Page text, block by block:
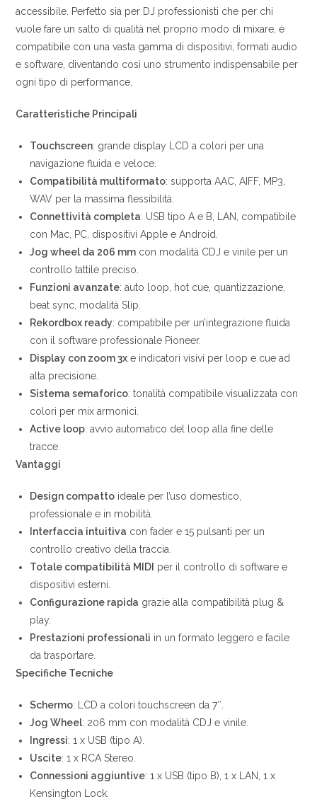
accessibile. Perfetto sia per DJ professionisti che per chi
vuole fare un salto di qualità nel proprio modo di mixare, è
compatibile con una vasta gamma di dispositivi, formati audio
e software, diventando così uno strumento indispensabile per
ogni tipo di performance.
Caratteristiche Principali
Touchscreen: grande display LCD a colori per una
navigazione fluida e veloce.
Compatibilità multiformato: supporta AAC, AIFF, MP3,
WAV per la massima flessibilità.
Connettività completa: USB tipo A e B, LAN, compatibile
con Mac, PC, dispositivi Apple e Android.
Jog wheel da 206 mm con modalità CDJ e vinile per un
controllo tattile preciso.
Funzioni avanzate: auto loop, hot cue, quantizzazione,
beat sync, modalità Slip.
Rekordbox ready: compatibile per un’integrazione fluida
con il software professionale Pioneer.
Display con zoom 3x e indicatori visivi per loop e cue ad
alta precisione.
Sistema semaforico: tonalità compatibile visualizzata con
colori per mix armonici.
Active loop: avvio automatico del loop alla fine delle
tracce.
Vantaggi
Design compatto ideale per l’uso domestico,
professionale e in mobilità.
Interfaccia intuitiva con fader e 15 pulsanti per un
controllo creativo della traccia.
Totale compatibilità MIDI per il controllo di software e
dispositivi esterni.
Configurazione rapida grazie alla compatibilità plug &
play.
Prestazioni professionali in un formato leggero e facile
da trasportare.
Specifiche Tecniche
Schermo: LCD a colori touchscreen da 7″.
Jog Wheel: 206 mm con modalità CDJ e vinile.
Ingressi: 1 x USB (tipo A).
Uscite: 1 x RCA Stereo.
Connessioni aggiuntive: 1 x USB (tipo B), 1 x LAN, 1 x
Kensington Lock.